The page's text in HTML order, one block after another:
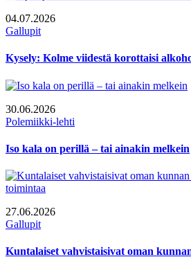
04.07.2026
Gallupit
Kysely: Kolme viidestä korottaisi
30.06.2026
Polemiikki-lehti
Iso kala on perillä – tai ainakin melkein
27.06.2026
Gallupit
Kuntalaiset vahvistaisivat oman